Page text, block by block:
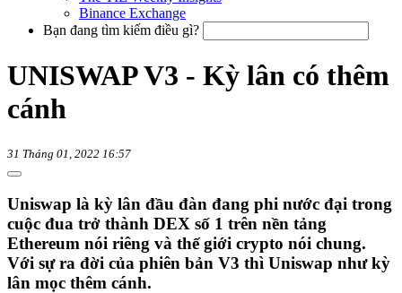
Binance Exchange
Bạn đang tìm kiếm điều gì?
UNISWAP V3 - Kỳ lân có thêm
cánh
31 Tháng 01, 2022 16:57
Uniswap là kỳ lân đầu đàn đang phi nước đại trong
cuộc đua trở thành DEX số 1 trên nền tảng
Ethereum nói riêng và thế giới crypto nói chung.
Với sự ra đời của phiên bản V3 thì Uniswap như kỳ
lân mọc thêm cánh.